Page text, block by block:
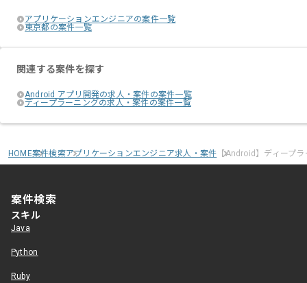
アプリケーションエンジニアの案件一覧
東京都の案件一覧
関連する案件を探す
Android アプリ開発の求人・案件の案件一覧
ディープラーニングの求人・案件の案件一覧
HOME案件検索アプリケーションエンジニア求人・案件 【Android】ディープ
案件検索
スキル
Java
Python
Ruby